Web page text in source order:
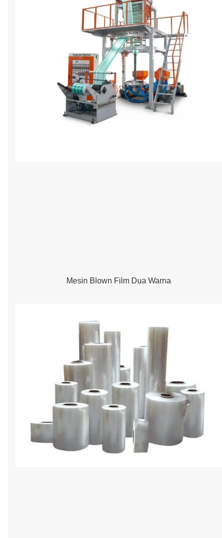
Mesin Blown Film Dua Warna